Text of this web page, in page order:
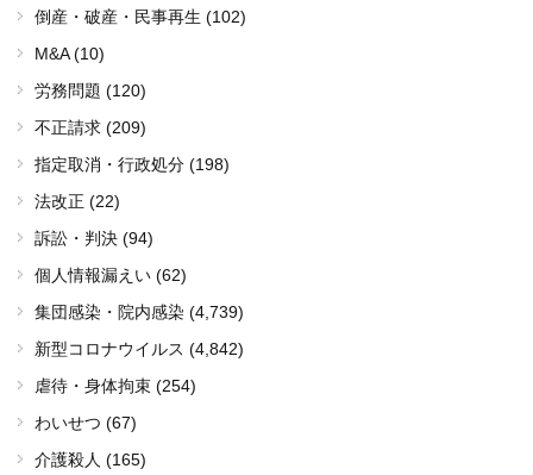
倒産・破産・民事再生 (102)
M&A (10)
労務問題 (120)
不正請求 (209)
指定取消・行政処分 (198)
法改正 (22)
訴訟・判決 (94)
個人情報漏えい (62)
集団感染・院内感染 (4,739)
新型コロナウイルス (4,842)
虐待・身体拘束 (254)
わいせつ (67)
介護殺人 (165)